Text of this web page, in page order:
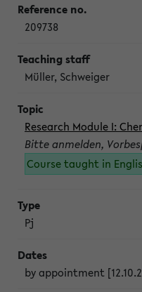
209738
Müller, Schweiger
Research Module I:
Bitte anmelden,
Course taught in
Pj
by appointment